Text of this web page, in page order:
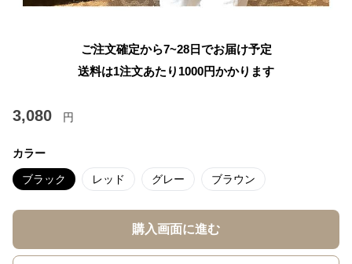
ご注文確定から7~28日でお届け予定
送料は1注文あたり 1000円かかります
3,080 円
カラー
ブラック レッド グレー ブラウン
購入画面に進む